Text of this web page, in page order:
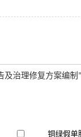
及治理修复方案编制”